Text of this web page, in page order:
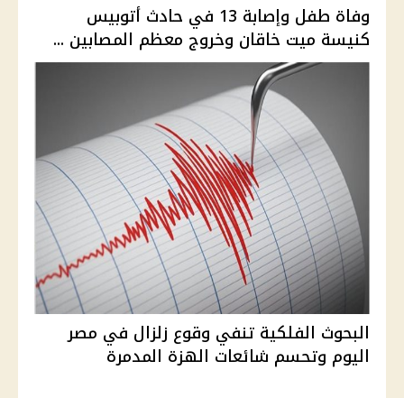
وفاة طفل وإصابة 13 في حادث أتوبيس
كنيسة ميت خاقان وخروج معظم المصابين ...
البحوث الفلكية تنفي وقوع زلزال في مصر
اليوم وتحسم شائعات الهزة المدمرة